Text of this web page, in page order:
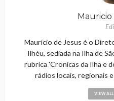
Mauricio
Maurício de Jesus é o
Ilhéu, sediada na Ilha de
rubrica 'Cronicas da Ilha e
rádios locais, regionais
VIEW ALL